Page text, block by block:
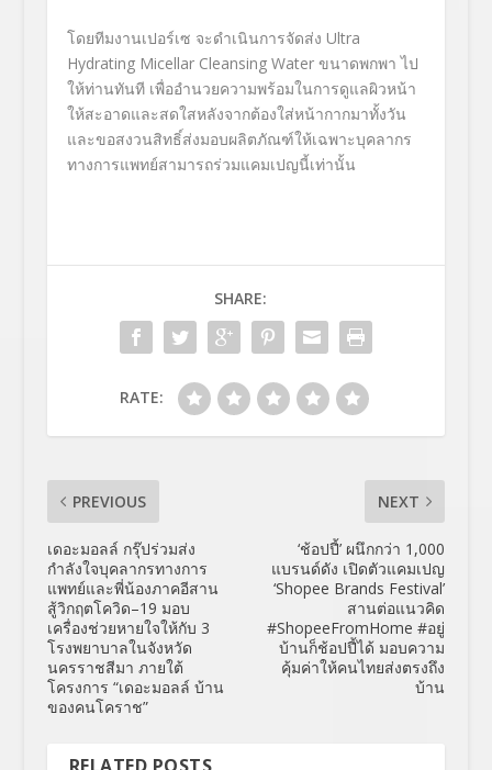
โดยทีมงานเปอร์เซ จะดำเนินการจัดส่ง Ultra
Hydrating Micellar Cleansing Water ขนาดพกพา ไป
ให้ท่านทันที เพื่ออำนวยความพร้อมในการดูแลผิวหน้า
ให้สะอาดและสดใสหลังจากต้องใส่หน้ากากมาทั้งวัน
และขอสงวนสิทธิ์ส่งมอบผลิตภัณฑ์ให้เฉพาะบุคลากร
ทางการแพทย์สามารถร่วมแคมเปญนี้เท่านั้น
SHARE:
RATE:
PREVIOUS
เดอะมอลล์ กรุ๊ปร่วมส่ง
กำลังใจบุคลากรทางการ
แพทย์และพี่น้องภาคอีสาน
สู้วิกฤตโควิด–19 มอบ
เครื่องช่วยหายใจให้กับ 3
โรงพยาบาลในจังหวัด
นครราชสีมา ภายใต้
โครงการ “เดอะมอลล์ บ้าน
ของคนโคราช”
NEXT
‘ช้อปปี้’ ผนึกกว่า 1,000
แบรนด์ดัง เปิดตัวแคมเปญ
‘Shopee Brands Festival’
สานต่อแนวคิด
#ShopeeFromHome #อยู่
บ้านก็ช้อปปี้ได้ มอบความ
คุ้มค่าให้คนไทยส่งตรงถึง
บ้าน